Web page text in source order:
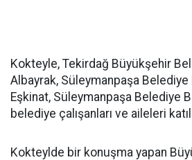
Kokteyle, Tekirdağ Büyükşehir
Albayrak, Süleymanpaşa Belediye
Eşkinat, Süleymanpaşa Belediye
belediye çalışanları ve aileleri
Kokteylde bir konuşma yapan